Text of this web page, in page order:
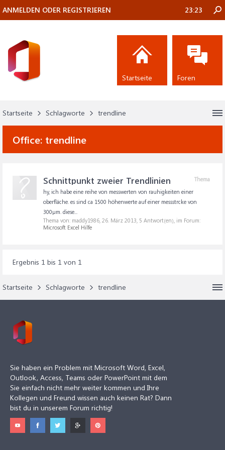
Startseite Schlagworte trendline
Office: trendline
Thema
Schnittpunkt zweier Trendlinien
hy, ich habe eine reihe von messwerten von rauhigkeiten einer
oberfläche. es sind ca 1500 höhenwerte auf einer messstrcke von
300µm. diese...
Thema von: maddy1986, 26. März 2013, 5 Antwort(en), im Forum:
Microsoft Excel Hilfe
Ergebnis 1 bis 1 von 1
Startseite Schlagworte trendline
ANMELDEN ODER REGISTRIEREN 23:23
Startseite Foren
Sie haben ein Problem mit Microsoft Word, Excel,
Outlook, Access, Teams oder PowerPoint mit dem
Sie einfach nicht mehr weiter kommen und Ihre
Kollegen und Freund wissen auch keinen Rat? Dann
bist du in unserem Forum richtig!